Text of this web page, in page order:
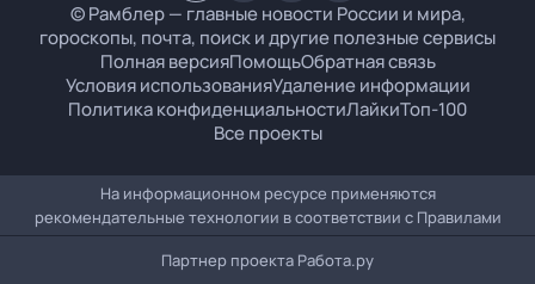
© Рамблер — главные новости России и мира,
гороскопы, почта, поиск и другие полезные сервисы
Полная версияПомощьОбратная связь
Условия использованияУдаление информации
Политика конфиденциальностиЛайкиТоп-100
Все проекты
На информационном ресурсе применяются
рекомендательные технологии в соответствии с Правилами
Партнер проекта Работа.ру